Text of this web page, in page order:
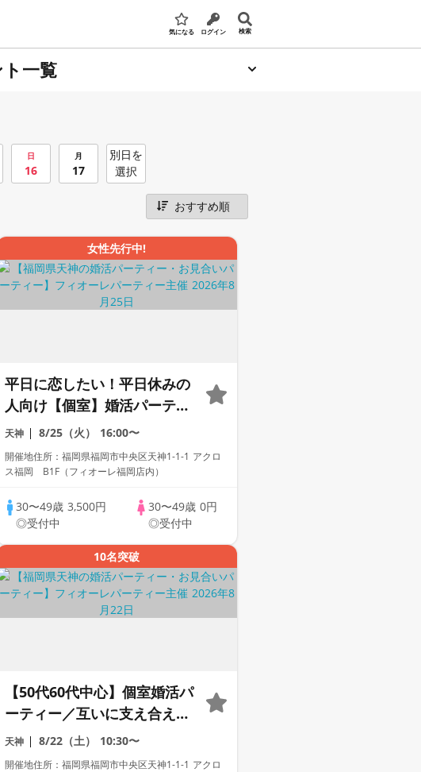
気になる ログイン 検索
一覧
日
16
月
17
別日を
選択
女性先行中!
平日に恋したい！平日休みの
人向け【個室】婚活パーティ
ー～真剣な出会い～
天神 8/25（火） 16:00〜
開催地住所：福岡県福岡市中央区天神1-1-1 アクロ
ス福岡 B1F（フィオーレ福岡店内）
30〜49歳3,500円
◎受付中
30〜49歳 0円
◎受付中
10名突破
【50代60代中心】個室婚活パ
ーティー／互いに支え合える
パートナー探し♪～真剣な出
会い～
天神 8/22（土） 10:30〜
開催地住所：福岡県福岡市中央区天神1-1-1 アクロ